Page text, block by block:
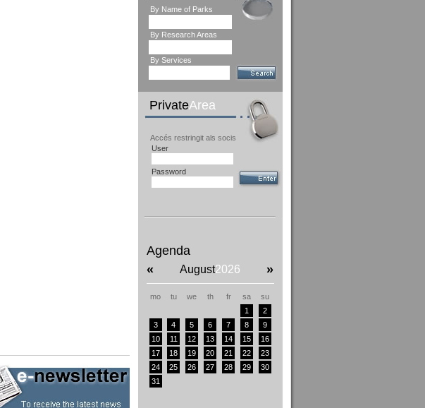
By Name of Parks
By Research Areas
By Services
PrivateArea
Accés restringit als socis
User
Password
Agenda
«
August2026 »
mo tu we th fr sa
su
1
2
3
4 5 6 7 8
9
10
11 12 13 14 15
16
17
18 19 20 21 22
23
24
25 26 27 28 29
30
31